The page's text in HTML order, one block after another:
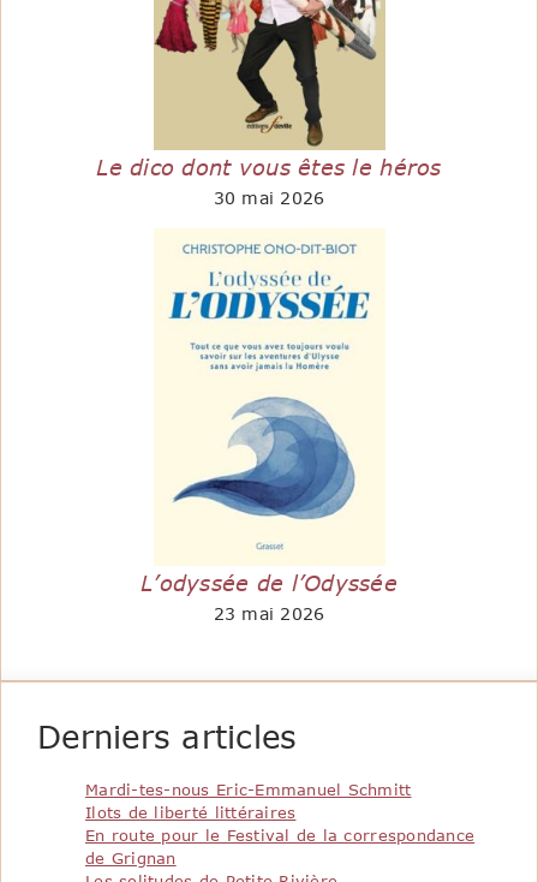
Le dico dont vous êtes le héros
30 mai 2026
L’odyssée de l’Odyssée
23 mai 2026
Derniers articles
Mardi-tes-nous Eric-Emmanuel Schmitt
Ilots de liberté littéraires
En route pour le Festival de la correspondance
de Grignan